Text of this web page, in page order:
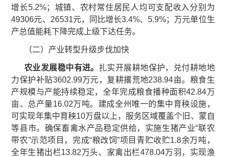
增长5.2%；城镇、农村常住居民人均可支配收入分别为
49306元、26531元，同比增长3.4%、5.9%；万元单位生
产总值能耗下降完成上级下达任务。
（二）产业转型升级步伐加快
农业发展稳中有进。 扎实开展耕地保护，兑付耕地地
力保护补贴3602.99万元，复耕撂荒地238.94亩。粮食生
产规模与产能持续稳定，全年完成粮食播种面积42.84万
亩、总产量16.02万吨。建成全州唯一的集中育秧设施，
可实现年集中育秧10万盘以上，服务区域覆盖个旧、蒙自
等县市。确保畜禽水产品稳定供给，实施生猪产业“联农
带农”示范项目，完成“粮改饲”项目青贮收贮1.8余万吨，
全年生猪出栏13.82万头、家禽出栏478.04万羽，实现渔